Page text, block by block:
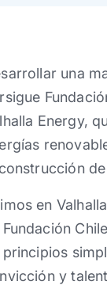
una
Energy,
en
Fundación
principios
y